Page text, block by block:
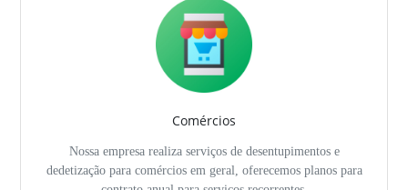
Comércios
Nossa empresa realiza serviços de desentupimentos e
dedetização para comércios em geral, oferecemos planos para